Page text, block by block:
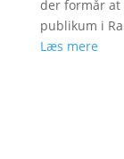
der formår at
publikum i
Læs mere